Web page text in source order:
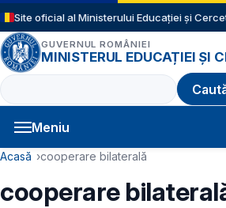
Sari la conținutul principal
Site oficial al Ministerului Educației și
GUVERNUL ROMÂNIEI
MINISTERUL EDUCAȚIEI ȘI
Caută
Meniu
Navigație principală
Cale de navigare
Acasă cooperare bilaterală
cooperare